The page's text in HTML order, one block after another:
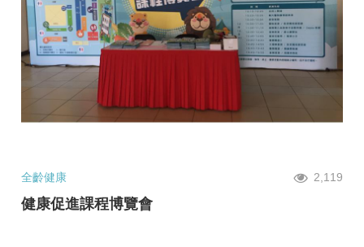
全齡健康 2,119
健康促進課程博覽會